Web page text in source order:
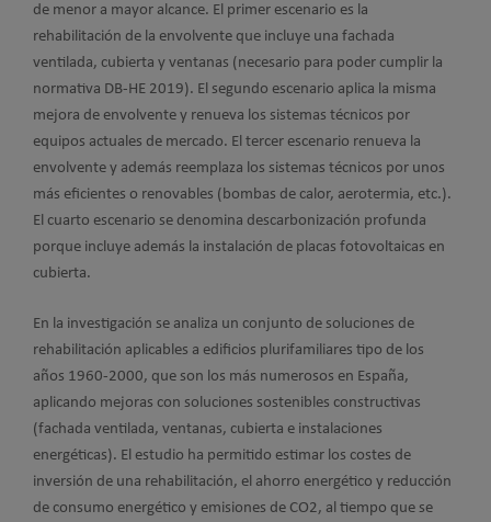
de menor a mayor alcance. El primer escenario es la
rehabilitación de la envolvente que incluye una fachada
ventilada, cubierta y ventanas (necesario para poder cumplir la
normativa DB-HE 2019). El segundo escenario aplica la misma
mejora de envolvente y renueva los sistemas técnicos por
equipos actuales de mercado. El tercer escenario renueva la
envolvente y además reemplaza los sistemas técnicos por unos
más eficientes o renovables (bombas de calor, aerotermia, etc.).
El cuarto escenario se denomina descarbonización profunda
porque incluye además la instalación de placas fotovoltaicas en
cubierta.
En la investigación se analiza un conjunto de soluciones de
rehabilitación aplicables a edificios plurifamiliares tipo de los
años 1960-2000, que son los más numerosos en España,
aplicando mejoras con soluciones sostenibles constructivas
(fachada ventilada, ventanas, cubierta e instalaciones
energéticas). El estudio ha permitido estimar los costes de
inversión de una rehabilitación, el ahorro energético y reducción
de consumo energético y emisiones de CO2, al tiempo que se